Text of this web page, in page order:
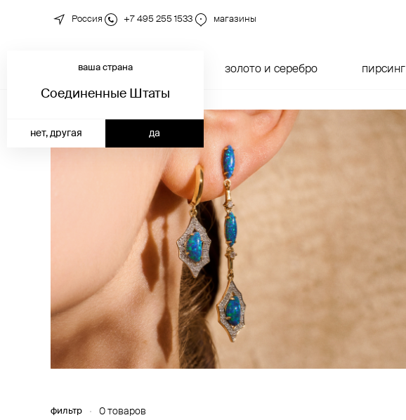
Россия +7 495 255 1533 магазины
новинки золото и серебро пирсинг
ваша страна
Соединенные Штаты
да
нет, другая
фильтр 0 товаров